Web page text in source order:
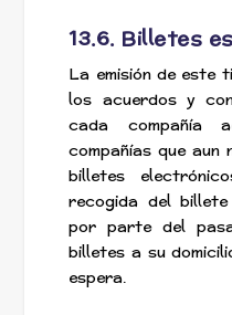
13.6. Billetes
La emisión de este
los acuerdos y
cada compañía
compañías que aun
billetes
recogida del
por parte del
billetes a su
espera.